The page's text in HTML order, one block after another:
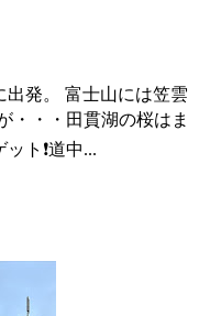
発。 富士山には笠雲
・・・田貫湖の桜はま
ト❗️道中...